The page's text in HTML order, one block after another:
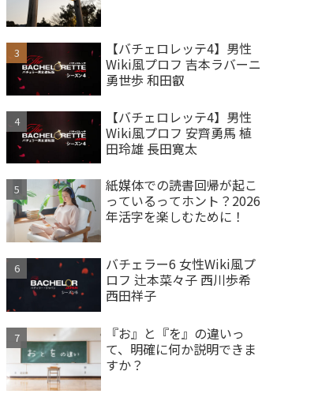
【バチェロレッテ4】男性
Wiki風プロフ 吉本ラバーニ
勇世歩 和田叡
【バチェロレッテ4】男性
Wiki風プロフ 安齊勇馬 植
田玲雄 長田寛太
紙媒体での読書回帰が起こ
っているってホント？2026
年活字を楽しむために！
バチェラー6 女性Wiki風プ
ロフ 辻本菜々子 西川歩希
西田祥子
『お』と『を』の違いっ
て、明確に何か説明できま
すか？